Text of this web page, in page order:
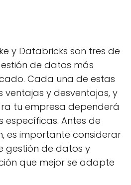
y Databricks son tres de
de datos más
Cada una de estas
ventajas y desventajas, y
tu empresa dependerá
específicas. Antes de
es importante considerar
gestión de datos y
que mejor se adapte